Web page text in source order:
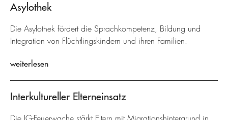
Asylothek
Die Asylothek fördert die Sprachkompetenz, Bildung und
Integration von Flüchtlingskindern und ihren Familien.
weiterlesen
Interkultureller Elterneinsatz